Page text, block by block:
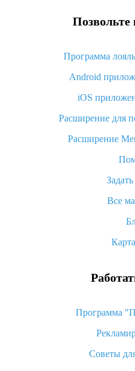
Что делать, если
Как узнать, куда
Вы отменили заказ на
Что такое баллы на
«AliExpress Standard
как его
Как покупать
Что делать, если не
Программа
Android
iOS
Расширение для
Расширение
Все
Программа
Советы